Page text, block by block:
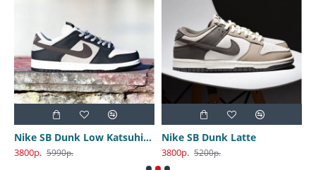
Nike SB Dunk Low Katsuhiro Otomo
3800р. 5990р.
Nike SB Dunk Latte
3800р. 5200р.